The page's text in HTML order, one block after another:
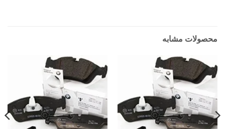
محصولات مشابه